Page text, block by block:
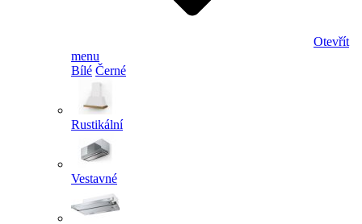
Otevřít
menu
Bílé Černé
Rustikální
Vestavné